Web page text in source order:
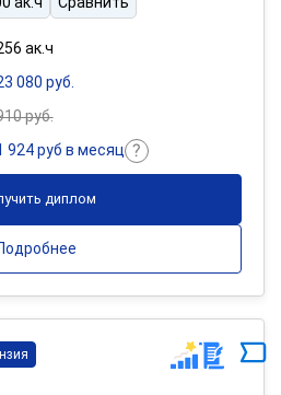
ак.ч
080 руб.
руб.
924 руб в месяц
диплом